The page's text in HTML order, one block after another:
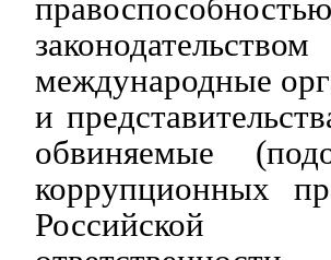
международные
и
обвиняемые
коррупционных
Российской